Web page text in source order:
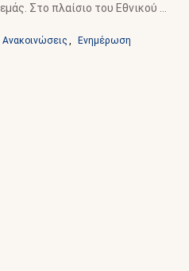
Στο πλαίσιο του Εθνικού …
Ανακοινώσεις Ενημέρωση